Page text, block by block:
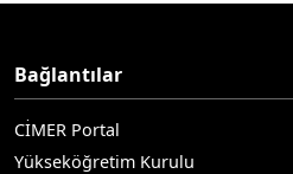
Bağlantılar
CİMER Portal
Yükseköğretim Kurulu